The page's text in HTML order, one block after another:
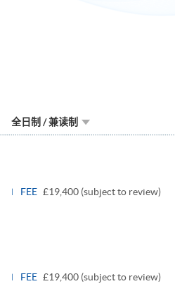
全日制 / 兼读制
FEE £19,400 (subject to review)
panel
FEE £19,400 (subject to review)